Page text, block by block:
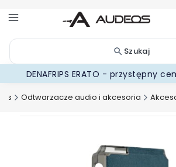
Szukaj
DENAFRIPS ERATO - przystępny
Odtwarzacze audio i akcesoria